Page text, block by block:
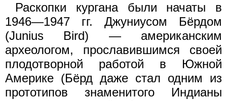
Раскопки кургана были начаты в
1946—1947 гг. Джуниусом Бёрдом
(Junius Bird) — американским
археологом, прославившимся своей
плодотворной работой в Южной
Америке (Бёрд даже стал одним из
прототипов знаменитого Индианы